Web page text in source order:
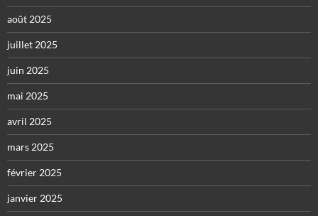
août 2025
juillet 2025
juin 2025
mai 2025
avril 2025
mars 2025
février 2025
janvier 2025